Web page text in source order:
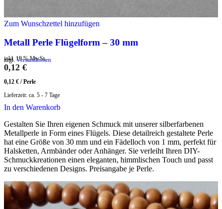
Zum Wunschzettel hinzufügen
Metall Perle Flügelform – 30 mm
inkl. 19 % MwSt.
zzgl. Versandkosten
0,12 €
0,12 € /Perle
Lieferzeit: ca. 5 - 7 Tage
In den Warenkorb
Gestalten Sie Ihren eigenen Schmuck mit unserer silberfarbenen
Metallperle in Form eines Flügels. Diese detailreich gestaltete Perle
hat eine Größe von 30 mm und ein Fädelloch von 1 mm, perfekt für
Halsketten, Armbänder oder Anhänger. Sie verleiht Ihren DIY-
Schmuckkreationen einen eleganten, himmlischen Touch und passt
zu verschiedenen Designs. Preisangabe je Perle.